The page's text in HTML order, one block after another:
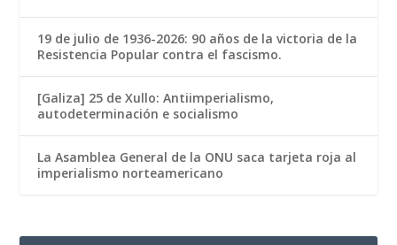
19 de julio de 1936-2026: 90 años de la victoria de la
Resistencia Popular contra el fascismo.
[Galiza] 25 de Xullo: Antiimperialismo,
autodeterminación e socialismo
La Asamblea General de la ONU saca tarjeta roja al
imperialismo norteamericano